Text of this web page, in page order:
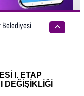
I. ETAP
DEĞİŞİKLİĞİ